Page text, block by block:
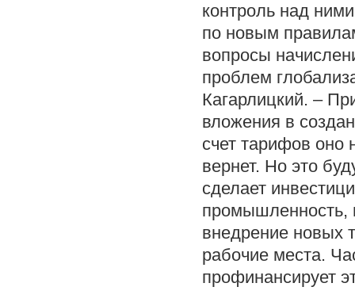
контроль над
по новым
вопросы
проблем
Кагарлицкий. –
вложения в
счет тарифов оно
вернет. Но это
сделает
промышленность,
внедрение новых
рабочие места.
профинансирует